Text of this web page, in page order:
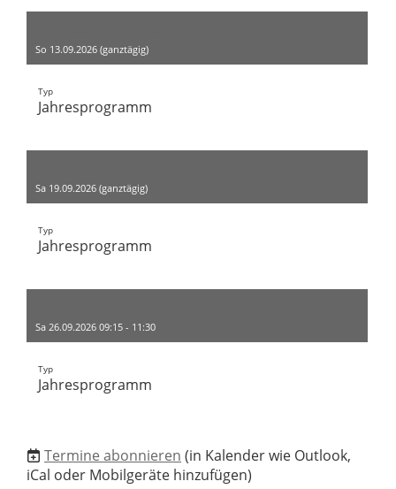
So 13.09.2026 (ganztägig)
Typ
Jahresprogramm
Sa 19.09.2026 (ganztägig)
Typ
Jahresprogramm
Sa 26.09.2026 09:15 - 11:30
Typ
Jahresprogramm
Termine abonnieren (in Kalender wie Outlook,
iCal oder Mobilgeräte hinzufügen)